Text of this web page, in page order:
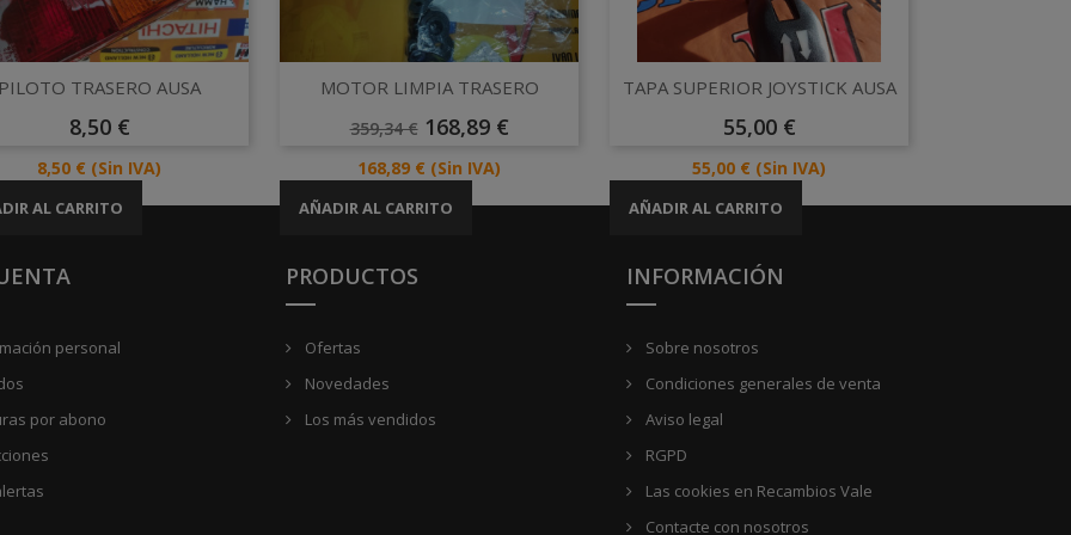
Vista rápida
TRASERO AUSA
Precio
8,50 €
Precio
8,50 € (Sin IVA)
AL CARRITO
Vista rápida
MOTOR LIMPIA TRASERO
Precio
359,34 € Precio
168,89 €
Precio
168,89 € (Sin IVA)
AÑADIR AL CARRITO
Vista rápida
TAPA SUPERIOR JOYSTICK AUSA
Precio
55,00 €
Precio
55,00 € (Sin IVA)
AÑADIR AL CARRITO
personal
por abono
PRODUCTOS
Ofertas
Novedades
Los más vendidos
INFORMACIÓN
Sobre nosotros
Condiciones generales de venta
Aviso legal
RGPD
Las cookies en Recambios Vale
Contacte con nosotros